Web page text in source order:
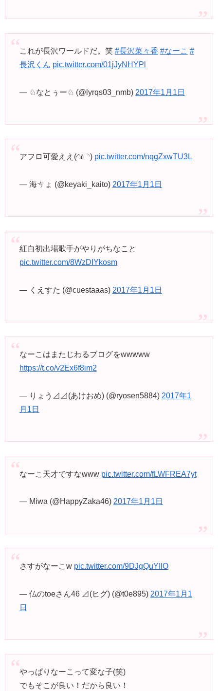
これが長沢ワールドだ。笑 #長沢菜々香 #なーこ #
長沢くん pic.twitter.com/01jJyNHYPl
— ♘なとぅー♘ (@lyrqs03_nmb) 2017年1月1日
アフロ可愛ええ(◜௰◝) pic.twitter.com/nqgZxwTU3L
— 海ㄘょ (@keyaki_kaito) 2017年1月1日
紅白初出場歌手がやりがちなこと
pic.twitter.com/8WzDIYkosm
— くえすた (@cuestaaas) 2017年1月1日
なーこはまたじわるブログをwwwww
https://t.co/v2Ex6f8im2
— りょう⊿⊿(あけおめ) (@ryosen5884) 2017年1
月1日
なーこ天才ですなwww pic.twitter.com/fLWFREA7yt
— Miwa (@HappyZaka46) 2017年1月1日
さすがなーこw pic.twitter.com/9DJgQuYIlO
— 仏のtoeさん46 ⊿(ヒグ) (@t0e895) 2017年1月1
日
やっぱりなーこって変な子(笑)
でもそこが良い！だから良い！